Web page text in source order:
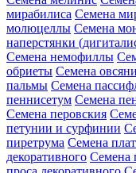
мирабилиса Семена
молюцеллы Семена
наперстянки
Семена немофиллы
обриеты Семена
пальмы Семена
пеннисетум Семена
Семена перовския
петунии и сурфинии
пиретрума Семена
декоративного Семена